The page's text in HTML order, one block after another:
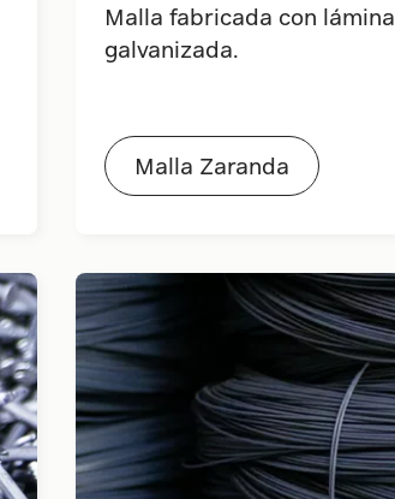
Malla fabricada con lámina
galvanizada.
Malla Zaranda